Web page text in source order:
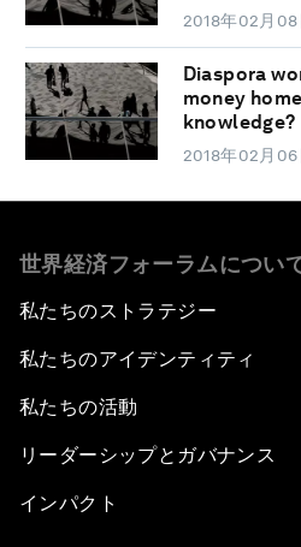
2018年02月08
Diaspora
money
knowledge?
2018年02月06
世界経済フォーラムについ
私たちのストラテジー
私たちのアイデンティティ
私たちの活動
リーダーシップとガバナンス
インパクト